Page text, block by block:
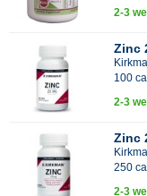
2-3
Zinc
100
2-3
Zinc
250
2-3